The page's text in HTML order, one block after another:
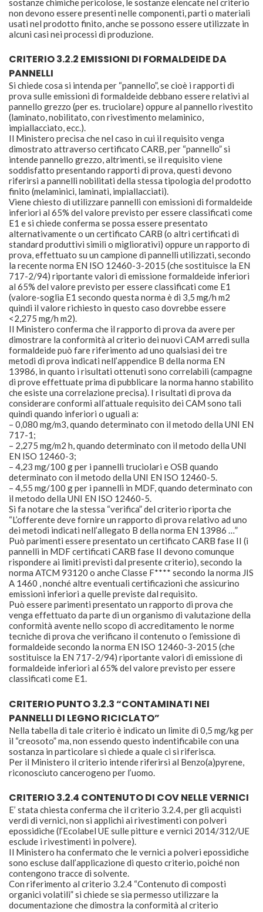
sostanze chimiche pericolose, le sostanze elencate nel criterio
non devono essere presenti nelle componenti, parti o materiali
usati nel prodotto finito, anche se possono essere utilizzate in
alcuni casi nei processi di produzione.
CRITERIO 3.2.2 EMISSIONI DI FORMALDEIDE DA
PANNELLI
Si chiede cosa si intenda per “pannello”, se cioè i rapporti di
prova sulle emissioni di formaldeide debbano essere relativi al
pannello grezzo (per es. truciolare) oppure al pannello rivestito
(laminato, nobilitato, con rivestimento melaminico,
impiallacciato, ecc.).
Il Ministero precisa che nel caso in cui il requisito venga
dimostrato attraverso certificato CARB, per “pannello” si
intende pannello grezzo, altrimenti, se il requisito viene
soddisfatto presentando rapporti di prova, questi devono
riferirsi a pannelli nobilitati della stessa tipologia del prodotto
finito (melaminici, laminati, impiallacciati).
Viene chiesto di utilizzare pannelli con emissioni di formaldeide
inferiori al 65% del valore previsto per essere classificati come
E1 e si chiede conferma se possa essere presentato
alternativamente o un certificato CARB (o altri certificati di
standard produttivi simili o migliorativi) oppure un rapporto di
prova, effettuato su un campione di pannelli utilizzati, secondo
la recente norma EN ISO 12460-3-2015 (che sostituisce la EN
717-2/94) riportante valori di emissione formaldeide inferiori
al 65% del valore previsto per essere classificati come E1
(valore-soglia E1 secondo questa norma è di 3,5 mg/h m2
quindi il valore richiesto in questo caso dovrebbe essere
<2,275 mg/h m2).
Il Ministero conferma che il rapporto di prova da avere per
dimostrare la conformità al criterio dei nuovi CAM arredi sulla
formaldeide può fare riferimento ad uno qualsiasi dei tre
metodi di prova indicati nell’appendice B della norma EN
13986, in quanto i risultati ottenuti sono correlabili (campagne
di prove effettuate prima di pubblicare la norma hanno stabilito
che esiste una correlazione precisa). I risultati di prova da
considerare conformi all’attuale requisito dei CAM sono tali
quindi quando inferiori o uguali a:
– 0,080 mg/m3, quando determinato con il metodo della UNI EN
717-1;
– 2,275 mg/m2 h, quando determinato con il metodo della UNI
EN ISO 12460-3;
– 4,23 mg/100 g per i pannelli truciolari e OSB quando
determinato con il metodo della UNI EN ISO 12460-5.
– 4,55 mg/100 g per i pannelli in MDF, quando determinato con
il metodo della UNI EN ISO 12460-5.
Si fa notare che la stessa “verifica” del criterio riporta che
“L’offerente deve fornire un rapporto di prova relativo ad uno
dei metodi indicati nell’allegato B della norma EN 13986 …”
Può parimenti essere presentato un certificato CARB fase II (i
pannelli in MDF certificati CARB fase II devono comunque
rispondere ai limiti previsti dal presente criterio), secondo la
norma ATCM 93120 o anche Classe F**** secondo la norma JIS
A 1460 , nonché altre eventuali certificazioni che assicurino
emissioni inferiori a quelle previste dal requisito.
Può essere parimenti presentato un rapporto di prova che
venga effettuato da parte di un organismo di valutazione della
conformità avente nello scopo di accreditamento le norme
tecniche di prova che verificano il contenuto o l’emissione di
formaldeide secondo la norma EN ISO 12460-3-2015 (che
sostituisce la EN 717-2/94) riportante valori di emissione di
formaldeide inferiori al 65% del valore previsto per essere
classificati come E1.
CRITERIO PUNTO 3.2.3 “CONTAMINATI NEI
PANNELLI DI LEGNO RICICLATO”
Nella tabella di tale criterio è indicato un limite di 0,5 mg/kg per
il “creosoto” ma, non essendo questo indentificabile con una
sostanza in particolare si chiede a quale ci si riferisca.
Per il Ministero il criterio intende riferirsi al Benzo(a)pyrene,
riconosciuto cancerogeno per l’uomo.
CRITERIO 3.2.4 CONTENUTO DI COV NELLE VERNICI
E’ stata chiesta conferma che il criterio 3.2.4, per gli acquisti
verdi di vernici, non si applichi ai rivestimenti con polveri
epossidiche (l’Ecolabel UE sulle pitture e vernici 2014/312/UE
esclude i rivestimenti in polvere).
Il Ministero ha confermato che le vernici a polveri epossidiche
sono escluse dall’applicazione di questo criterio, poiché non
contengono tracce di solvente.
Con riferimento al criterio 3.2.4 “Contenuto di composti
organici volatili” si chiede se sia permesso utilizzare la
documentazione che dimostra la conformità al criterio